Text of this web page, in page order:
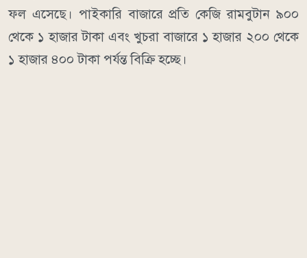
ফল এসেছে। পাইকারি বাজারে প্রতি কেজি রামবুটান ৯০০
থেকে ১ হাজার টাকা এবং খুচরা বাজারে ১ হাজার ২০০ থেকে
১ হাজার ৪০০ টাকা পর্যন্ত বিক্রি হচ্ছে।